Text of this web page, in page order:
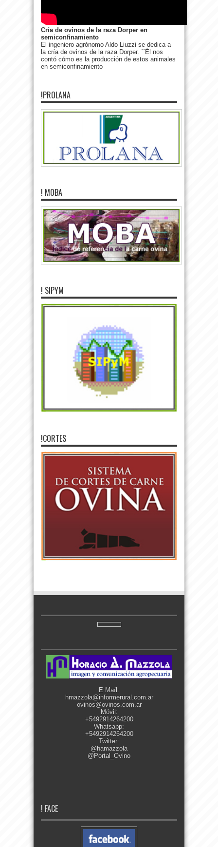
Cría de ovinos de la raza Dorper en
semiconfinamiento
El ingeniero agrónomo Aldo Liuzzi se dedica a
la cría de ovinos de la raza Dorper. ´´Él nos
contó cómo es la producción de estos animales
en semiconfinamiento
!PROLANA
! MOBA
! SIPYM
!CORTES
E Maíl:
hmazzola@informerural.com.ar
ovinos@ovinos.com.ar
Móvil:
+5492914264200
Whatsapp:
+5492914264200
Twitter:
@hamazzola
@Portal_Ovino
! FACE